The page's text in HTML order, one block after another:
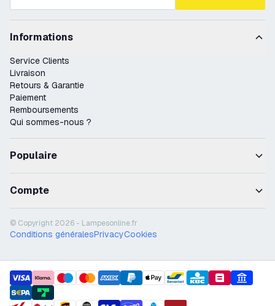
Informations
Service Clients
Livraison
Retours & Garantie
Paiement
Remboursements
Qui sommes-nous ?
Populaire
Compte
© Copyright 2026 - Lampesonline.fr
Conditions généralesPrivacyCookies
payment methods